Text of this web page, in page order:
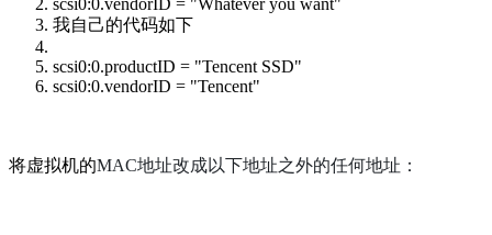
我自己的代码如下
scsi0:0.productID = "Tencent SSD"
scsi0:0.vendorID = "Tencent"
将虚拟机的MAC地址改成以下地址之外的任何地址：